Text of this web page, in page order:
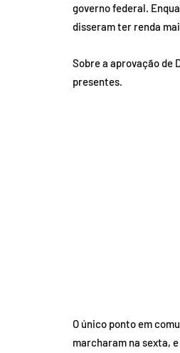
governo federal.
disseram ter renda
Sobre a aprovação de
presentes.
O único ponto em
marcharam na sexta,